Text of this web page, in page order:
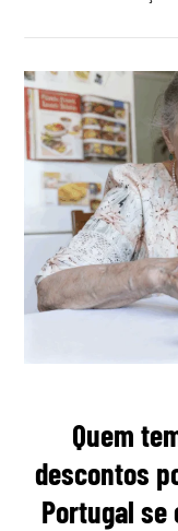
Quem
descontos
Portugal